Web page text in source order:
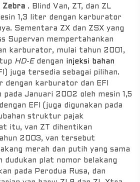
Zebra . Blind Van, ZT, dan ZL
1,3 liter dengan karburator
Sementara ZX dan ZSX yang
Supervan mempertahankan
karburator, mulai tahun 2001,
HD-E dengan injeksi bahan
juga tersedia sebagai pilihan.
dengan karburator dan EFI
pada Januari 2002 oleh mesin 1,5
dengan EFI (juga digunakan pada
struktur pajak
itu, van ZT dihentikan
2003, van tersebut
merah dan putih yang sama
dudukan plat nomor belakang
pada Perodua Rusa, dan